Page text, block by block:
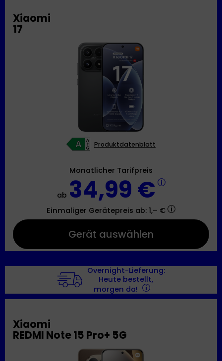
Xiaomi
17
Produktdatenblatt
Monatlicher Tarifpreis
ab 34,99 €
Einmaliger Gerätepreis ab: 1,– €
Gerät auswählen
Overnight-Lieferung:
Heute bestellt,
morgen da!
Xiaomi
REDMI Note 15 Pro+ 5G